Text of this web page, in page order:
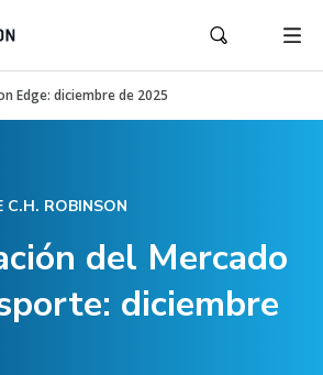
Edge: diciembre de 2025
C.H. ROBINSON
del Mercado
diciembre